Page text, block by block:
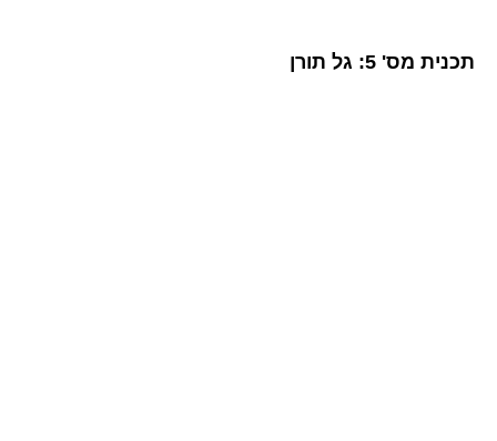
תכנית מס' 5: גל תורן